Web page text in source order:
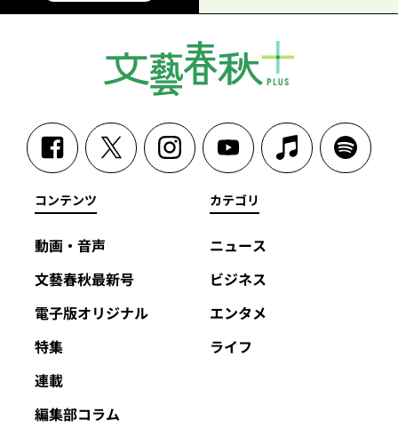
コンテンツ
動画・音声
文藝春秋最新号
電子版オリジナル
特集
連載
編集部コラム
カテゴリ
ニュース
ビジネス
エンタメ
ライフ